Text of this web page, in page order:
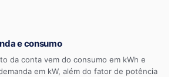
e consumo
da conta vem do consumo em kWh e
em kW, além do fator de potência